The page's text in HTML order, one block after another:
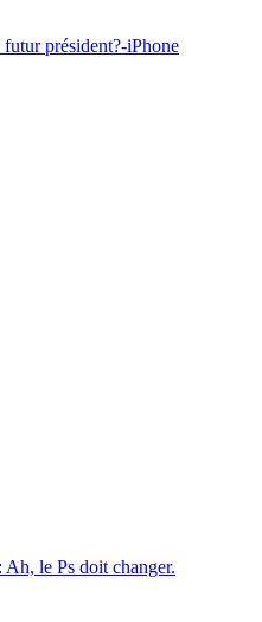
président?-iPhone
le Ps doit changer.